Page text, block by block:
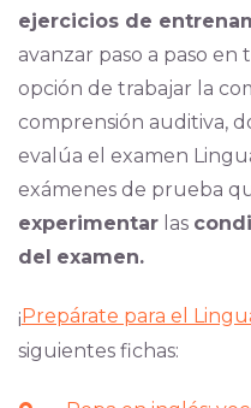
ejercicios de
avanzar paso a paso en
opción de trabajar la
comprensión auditiva,
evalúa el examen
exámenes de prueba
experimentarlas
del examen.
¡Prepárate para el
siguientes fichas: